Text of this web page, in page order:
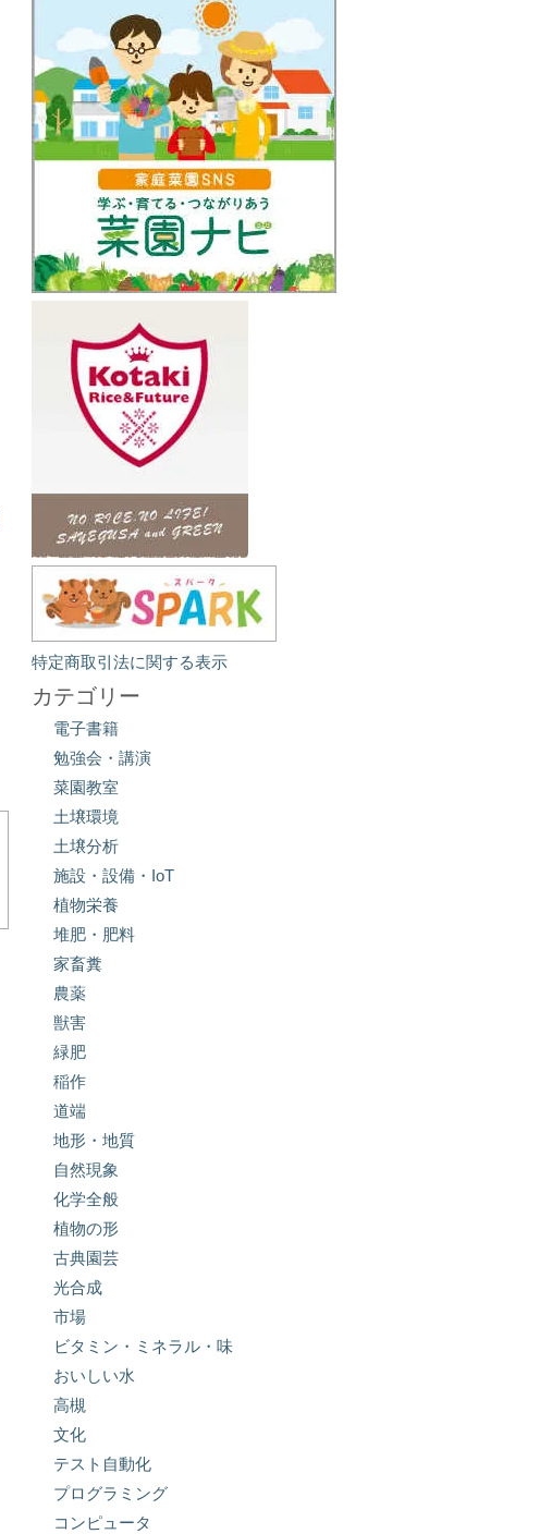
特定商取引法に関する表示
カテゴリー
電子書籍
勉強会・講演
菜園教室
土壌環境
土壌分析
施設・設備・IoT
植物栄養
堆肥・肥料
家畜糞
農薬
獣害
緑肥
稲作
道端
地形・地質
自然現象
化学全般
植物の形
古典園芸
光合成
市場
ビタミン・ミネラル・味
おいしい水
高槻
文化
テスト自動化
プログラミング
コンピュータ